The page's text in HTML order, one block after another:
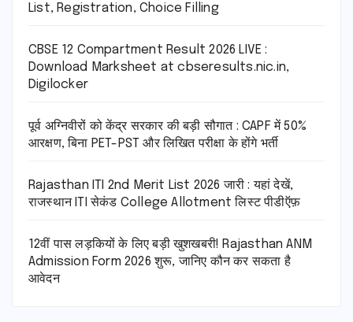
List, Registration, Choice Filling
CBSE 12 Compartment Result 2026 LIVE :
Download Marksheet at cbseresults.nic.in,
Digilocker
पूर्व अग्निवीरों को केंद्र सरकार की बड़ी सौगात : CAPF में 50%
आरक्षण, बिना PET-PST और लिखित परीक्षा के होंगे भर्ती
Rajasthan ITI 2nd Merit List 2026 जारी : यहां देखें,
राजस्थान ITI सेकंड College Allotment लिस्ट पीडीऍफ़
12वीं पास लड़कियों के लिए बड़ी खुशखबरी! Rajasthan ANM
Admission Form 2026 शुरू, जानिए कौन कर सकता है
आवेदन